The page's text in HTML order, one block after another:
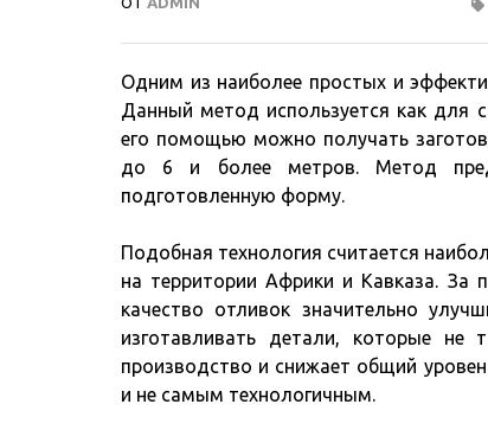
Одним из наиболее простых и
Данный метод используется как для
его помощью можно получать
до 6 и более метров. Метод
подготовленную форму.
Подобная технология считается
на территории Африки и Кавказа. За
качество отливок значительно
изготавливать детали, которые не
производство и снижает общий
и не самым технологичным.